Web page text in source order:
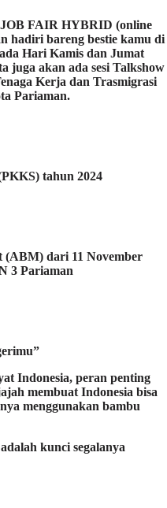
FAIR HYBRID (online
hadiri bareng bestie kamu di
Hari Kamis dan Jumat
juga akan ada sesi Talkshow
Kerja dan Trasmigrasi
Pariaman.
tahun 2024
(ABM) dari 11 November
3 Pariaman
Indonesia, peran penting
membuat Indonesia bisa
menggunakan bambu
kunci segalanya